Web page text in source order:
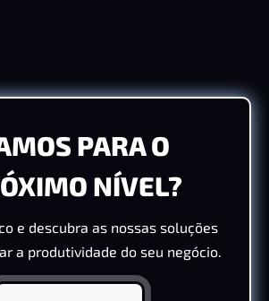
PARA O
NÍVEL?
e descubra as nossas soluções
a produtividade do seu negócio.